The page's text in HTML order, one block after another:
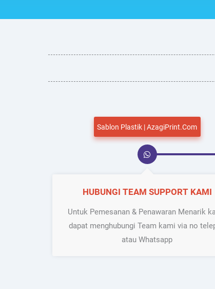
Sablon Plastik | AzagiPrint.Com
HUBUNGI TEAM SUPPORT KAMI
Untuk Pemesanan & Penawaran Menarik
dapat menghubungi Team kami via no
atau Whatsapp